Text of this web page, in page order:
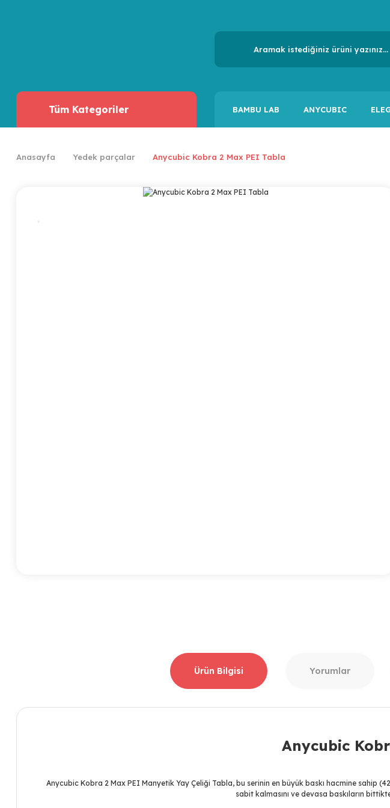
Tüm Kategoriler BAMBU LAB ANYCUBIC
Anasayfa Yedek parçalar Anycubic Kobra 2 Max PEI Tabla
Ürün Bilgisi Yorumlar
Anycubic
Anycubic Kobra 2 Max PEI Manyetik Yay Çeliği Tabla, bu serinin en büyük baskı hacmine sahip
sabit kalmasını ve devasa baskıların